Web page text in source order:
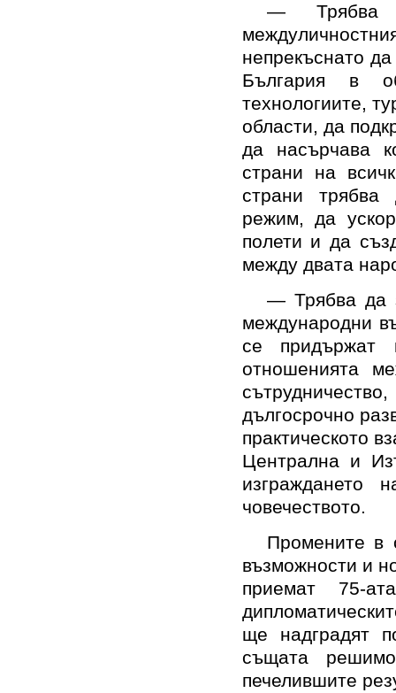
— Трябва
непрекъснато
България в
технологиите,
области, да
да насърчава
страни на
страни трябва
режим, да
полети и да
между двата
— Трябва да
международни
се придържат
отношенията
дългосрочно
практическото
Централна и
изграждането
човечеството.
Промените в
възможности и
приемат 75-
ще надградят
същата
печелившите